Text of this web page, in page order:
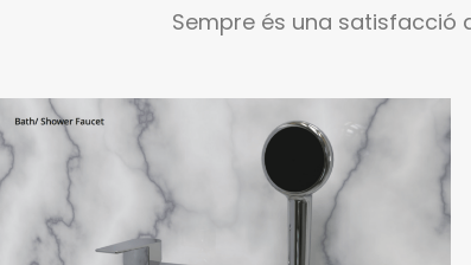
Sempre és una satisfacció